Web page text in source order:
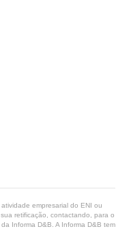
empresarial do ENI ou
retificação, contactando, para o
Informa D&B. A Informa D&B tem